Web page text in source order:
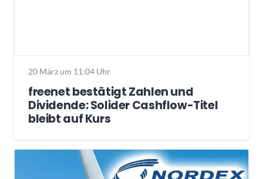
20 März um 11:04 Uhr
freenet bestätigt Zahlen und
Dividende: Solider Cashflow-Titel
bleibt auf Kurs